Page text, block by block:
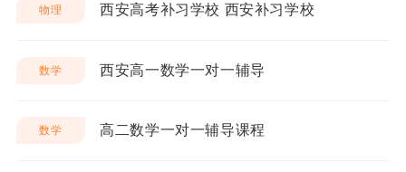
物理 西安高考补习学校 西安补习学校
数学 西安高一数学一对一辅导
数学 高二数学一对一辅导课程